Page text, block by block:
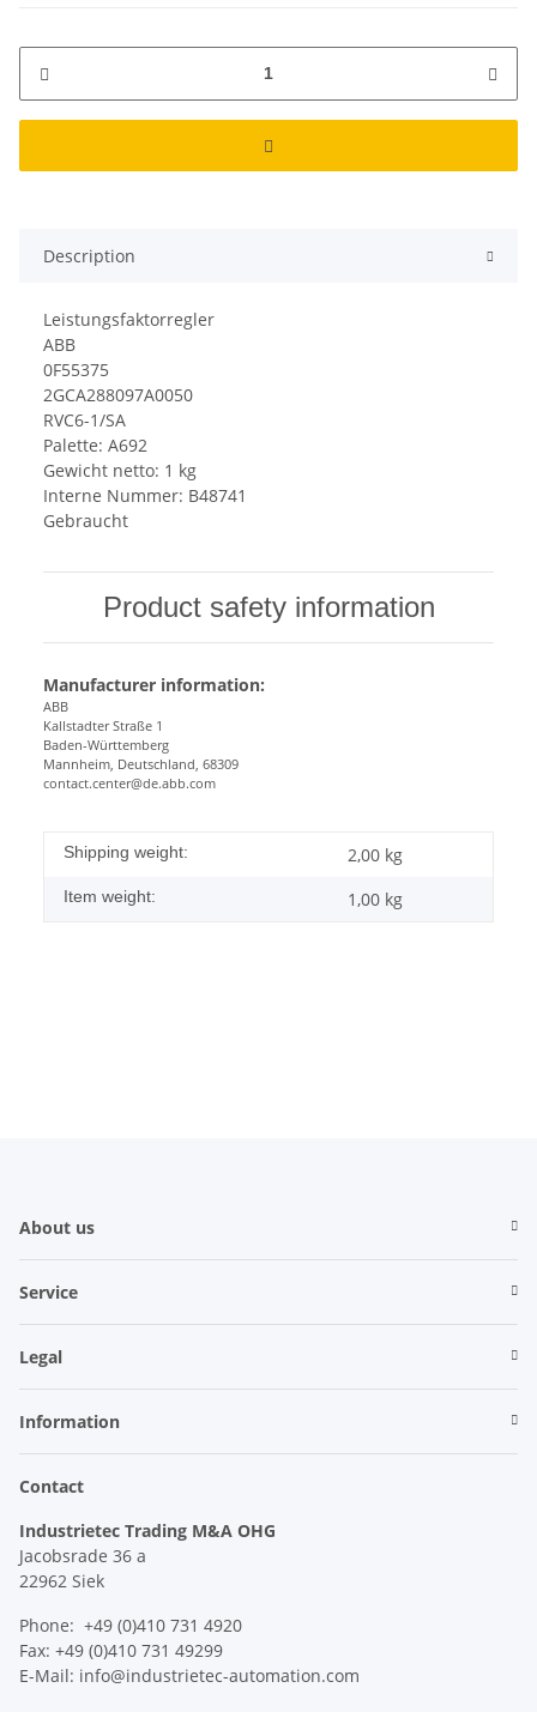
Description
Leistungsfaktorregler
ABB
0F55375
2GCA288097A0050
RVC6-1/SA
Palette: A692
Gewicht netto: 1 kg
Interne Nummer: B48741
Gebraucht
Product safety information
Manufacturer information:
ABB
Kallstadter Straße 1
Baden-Württemberg
Mannheim, Deutschland, 68309
contact.center@de.abb.com
Shipping weight: 2,00 kg
Item weight: 1,00 kg
About us
Service
Legal
Information
Contact
Industrietec Trading M&A OHG
Jacobsrade 36 a
22962 Siek
Phone: +49 (0)410 731 4920
Fax: +49 (0)410 731 49299
E-Mail: info@industrietec-automation.com